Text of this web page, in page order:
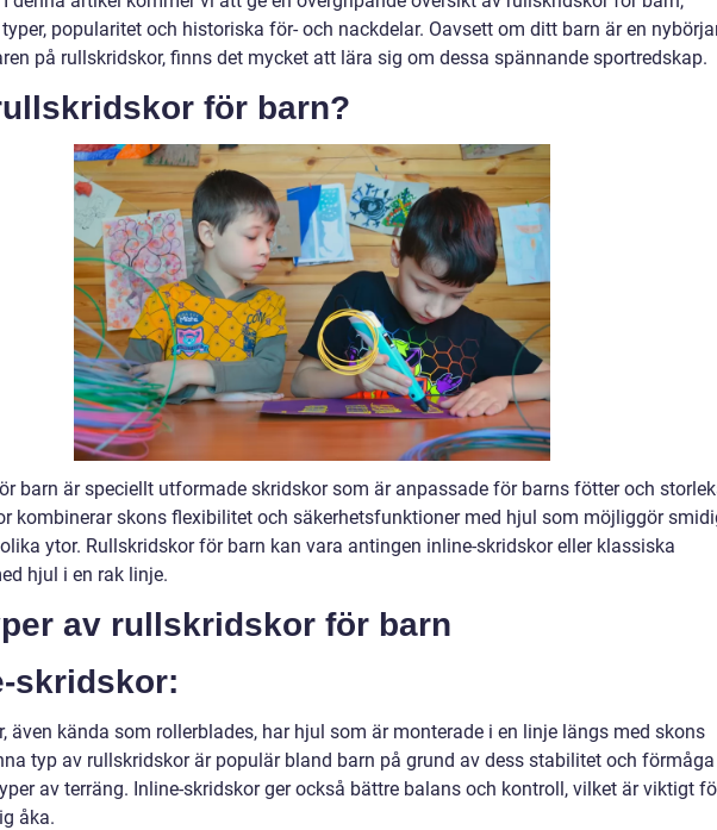
popularitet och historiska för- och nackdelar. Oavsett om ditt barn är en
på rullskridskor, finns det mycket att lära sig om dessa spännande sportredskap.
för barn?
barn är speciellt utformade skridskor som är anpassade för barns fötter och
kombinerar skons flexibilitet och säkerhetsfunktioner med hjul som möjliggör
ytor. Rullskridskor för barn kan vara antingen inline-skridskor eller klassiska
hjul i en rak linje.
av rullskridskor för barn
skridskor:
även kända som rollerblades, har hjul som är monterade i en linje längs med skons
typ av rullskridskor är populär bland barn på grund av dess stabilitet och
av terräng. Inline-skridskor ger också bättre balans och kontroll, vilket är viktigt
åka.